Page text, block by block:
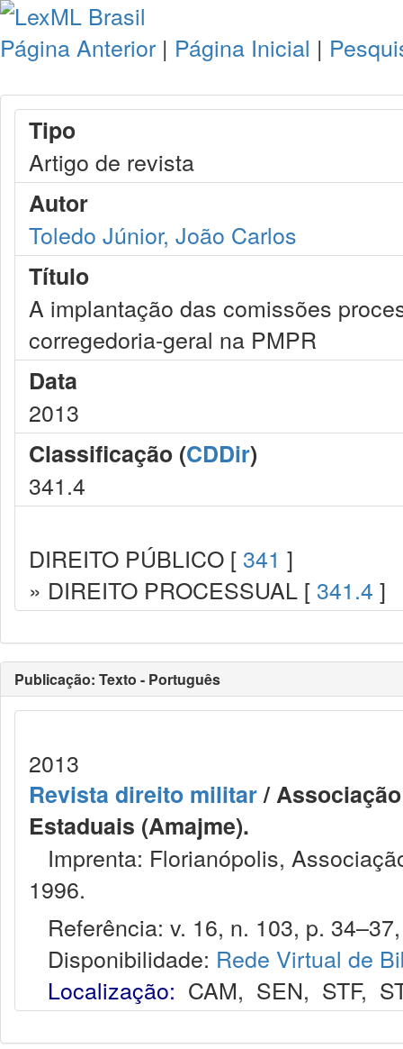
Página Anterior | Página Inicial |
Tipo
Artigo de revista
Autor
Toledo Júnior, João Carlos
Título
A implantação das comissões
corregedoria-geral na PMPR
Data
2013
Classificação (CDDir)
341.4
DIREITO PÚBLICO [ 341 ]
» DIREITO PROCESSUAL [ 341.4 ]
Publicação: Texto - Português
2013
Revista direito militar/
Estaduais (Amajme).
Imprenta: Florianópolis,
1996.
Referência: v. 16, n. 103, p.
Disponibilidade: Rede Virtual de
Localização: CAM, SEN, STF,